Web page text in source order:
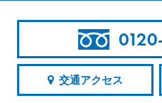
交通アクセス